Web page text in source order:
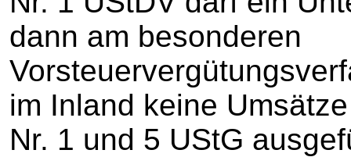
dann am besonderen
im Inland keine
Nr. 1 und 5 UStG